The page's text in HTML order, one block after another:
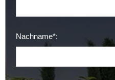
Nachname*: